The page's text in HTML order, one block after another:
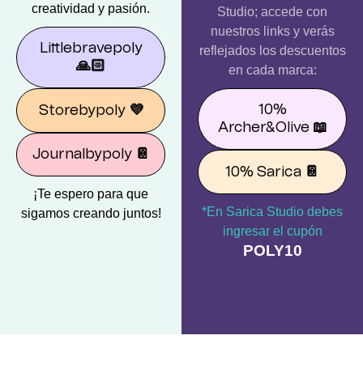
creatividad y pasión.
Littlebravepoly
🙏🏻
Storebypoly 💜
Journalbypoly 📔
¡Te espero para que
sigamos creando juntos!
Studio; accede con
nuestros links y verás
reflejados los descuentos
en cada marca:
10%
Archer&Olive 📖
10% Sarica 📔
*En Sarica Studio debes
ingresar el cupón
POLY10